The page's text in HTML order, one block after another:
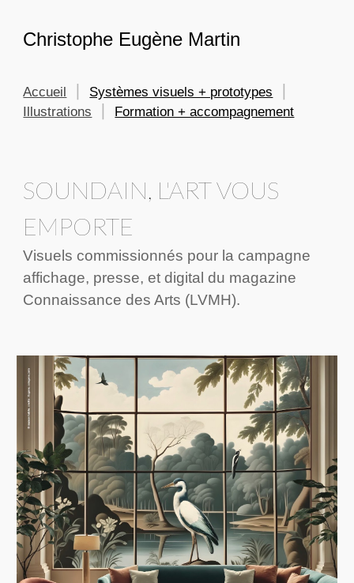
Skip to main content
Christophe Eugène Martin
Accueil Systèmes visuels + prototypes
Illustrations
Formation + accompagnement
SOUNDAIN, L'ART VOUS
EMPORTE
Visuels commissionnés pour la campagne
affichage, presse, et digital du magazine
Connaissance des Arts (LVMH).